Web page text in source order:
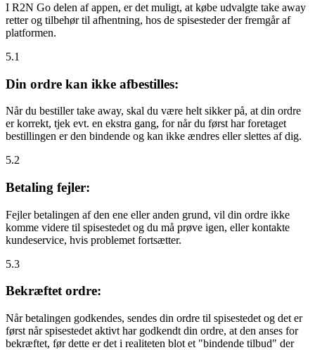
I R2N Go delen af appen, er det muligt, at købe udvalgte take away
retter og tilbehør til afhentning, hos de spisesteder der fremgår af
platformen.
5.1
Din ordre kan ikke afbestilles:
Når du bestiller take away, skal du være helt sikker på, at din ordre
er korrekt, tjek evt. en ekstra gang, for når du først har foretaget
bestillingen er den bindende og kan ikke ændres eller slettes af dig.
5.2
Betaling fejler:
Fejler betalingen af den ene eller anden grund, vil din ordre ikke
komme videre til spisestedet og du må prøve igen, eller kontakte
kundeservice, hvis problemet fortsætter.
5.3
Bekræftet ordre:
Når betalingen godkendes, sendes din ordre til spisestedet og det er
først når spisestedet aktivt har godkendt din ordre, at den anses for
bekræftet, før dette er det i realiteten blot et "bindende tilbud" der